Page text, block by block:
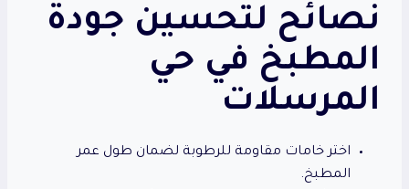
نصائح لتحسين جودة
المطبخ في حي
المرسلات
اختر خامات مقاومة للرطوبة لضمان طول عمر
المطبخ.